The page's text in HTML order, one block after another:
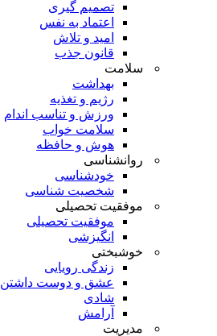
تصمیم گیری
اعتماد به نفس
امید و تلاش
قانون جذب
سلامت
بهداشت
رژیم و تغذیه
ورزش و تناسب اندام
سلامت خواب
هوش و حافظه
روانشناسی
خودشناسی
شخصیت شناسی
موفقیت تحصیلی
موفقیت تحصیلی
انگیزشی
خوشبختی
زندگی رویایی
عشق و دوست داشتن
شادی
آرامش
مدیریت